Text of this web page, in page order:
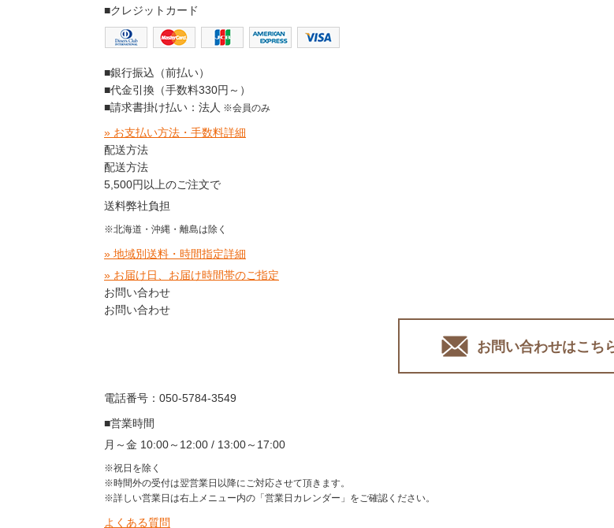
■クレジットカード
■銀行振込（前払い）
■代金引換（手数料330円～）
■請求書掛け払い：法人 ※会員のみ
» お支払い方法・手数料詳細
配送方法
配送方法
5,500円以上のご注文で
送料弊社負担
※北海道・沖縄・離島は除く
» 地域別送料・時間指定詳細
» お届け日、お届け時間帯のご指定
お問い合わせ
お問い合わせ
お問い合わせはこち
電話番号：050-5784-3549
■営業時間
月～金 10:00～12:00 / 13:00～17:00
※祝日を除く
※時間外の受付は翌営業日以降にご対応させて頂きます。
※詳しい営業日は右上メニュー内の「営業日カレンダー」をご確認ください。
よくある質問